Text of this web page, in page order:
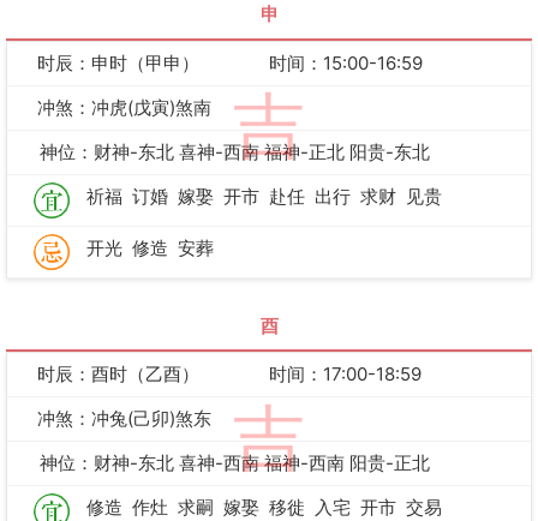
申
吉
时辰：申时（甲申）
时间：15:00-16:59
冲煞：冲虎(戊寅)煞南
神位：财神-东北 喜神-西南 福神-正北 阳贵-东北
祈福 订婚 嫁娶 开市 赴任 出行 求财 见贵
开光 修造 安葬
酉
吉
时辰：酉时（乙酉）
时间：17:00-18:59
冲煞：冲兔(己卯)煞东
神位：财神-东北 喜神-西南 福神-西南 阳贵-正北
修造 作灶 求嗣 嫁娶 移徙 入宅 开市 交易